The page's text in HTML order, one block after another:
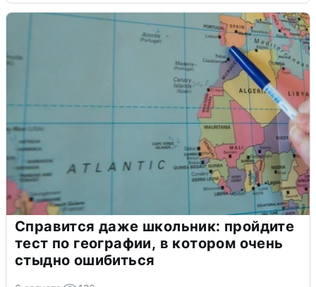
Справится даже школьник: пройдите
тест по географии, в котором очень
стыдно ошибиться